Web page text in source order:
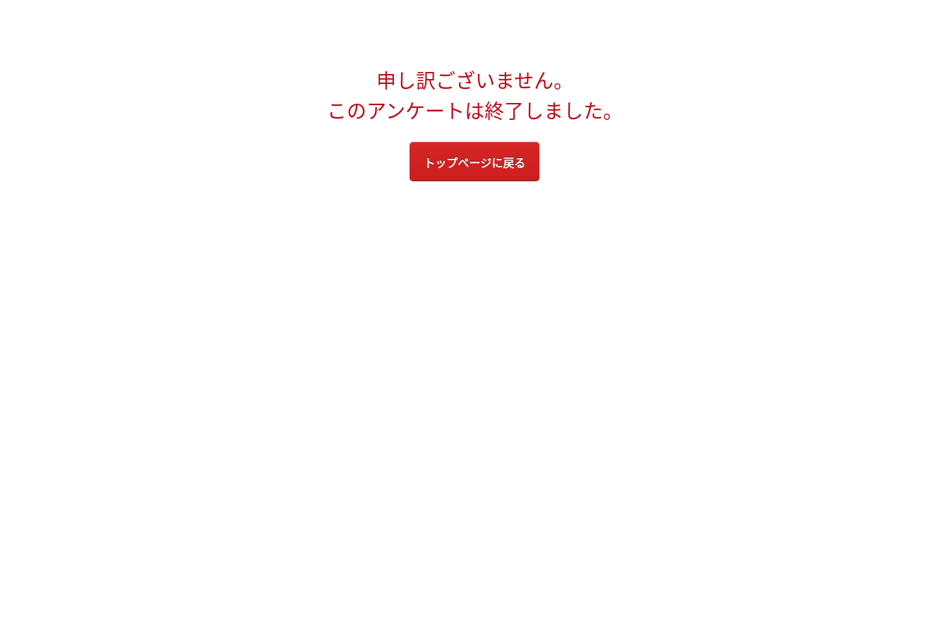
申し訳ございません。
このアンケートは終了しました。
トップページに戻る